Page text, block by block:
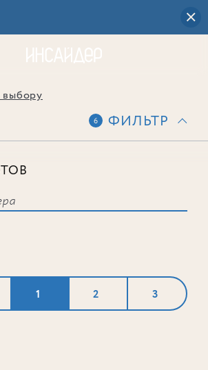
выбору
6 ФИЛЬТР
1 2 3
ни одного лота